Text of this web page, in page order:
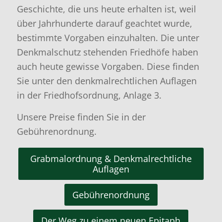
Geschichte, die uns heute erhalten ist, weil
über Jahrhunderte darauf geachtet wurde,
bestimmte Vorgaben einzuhalten. Die unter
Denkmalschutz stehenden Friedhöfe haben
auch heute gewisse Vorgaben. Diese finden
Sie unter den denkmalrechtlichen Auflagen
in der Friedhofsordnung, Anlage 3.
Unsere Preise finden Sie in der
Gebührenordnung.
Grabmalordnung & Denkmalrechtliche
Auflagen
Gebührenordnung